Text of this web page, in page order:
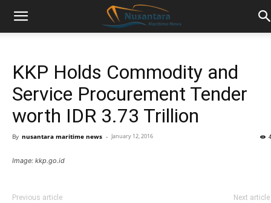
KKP Holds Commodity and
Service Procurement Tender
worth IDR 3.73 Trillion
By nusantara maritime news - January 12, 2016
Image: kkp.go.id
Previous article Next article